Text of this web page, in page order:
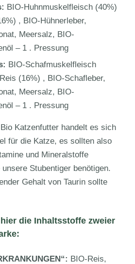
BIO-Huhnmuskelfleisch (40%)
, BIO-Hühnerleber,
Meersalz, BIO-
– 1 . Pressung
BIO-Schafmuskelfleisch
(16%) , BIO-Schafleber,
Meersalz, BIO-
– 1 . Pressung
Katzenfutter handelt es sich
für die Katze, es sollten also
und Mineralstoffe
Stubentiger benötigen.
Gehalt von Taurin sollte
die Inhaltsstoffe zweier
BIO-Reis,